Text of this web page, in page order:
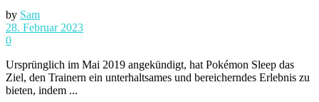
by Sam
28. Februar 2023
0
Ursprünglich im Mai 2019 angekündigt, hat Pokémon Sleep das
Ziel, den Trainern ein unterhaltsames und bereicherndes Erlebnis zu
bieten, indem ...